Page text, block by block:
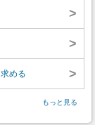
>
>
める >
もっと見る